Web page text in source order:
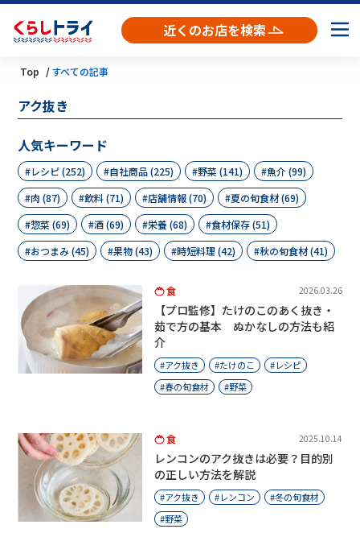
近くのお店を検索
Top すべての記事
アク抜き
人気キーワード
レシピ (252) 自社商品 (225) 野菜 (141)
魚介 (99)
肉 (87)
飲料 (71) 店舗情報 (70)
夏の旬食材 (69)
惣菜 (69)
酒 (69) 栄養 (68)
食材保存 (51)
おつまみ (45)
果物 (43) 時短料理 (42) 秋の旬食材 (41)
食 2026.03.26
【プロ監修】たけのこのあく抜き・
茹で方の基本 ぬかなしの方法も紹
介
アク抜き たけのこ
レシピ
春の旬食材
野菜
食 2025.10.14
レンコンのアク抜きは必要？目的別
の正しい方法を解説
アク抜き レンコン
冬の旬食材
野菜